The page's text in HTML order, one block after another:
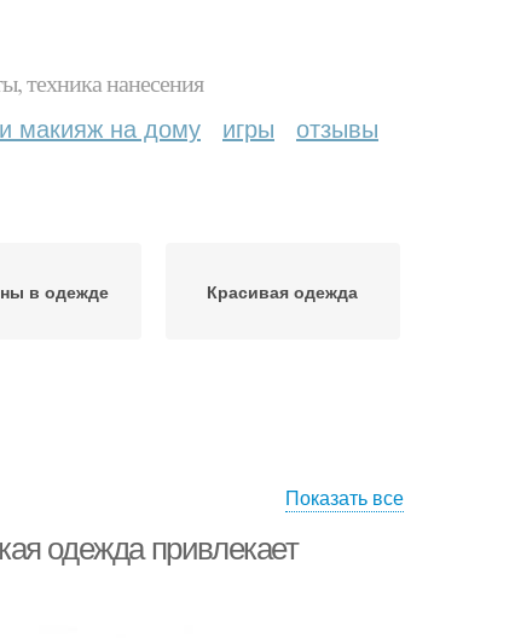
техника нанесения
макияж на дому игры отзывы
в одежде Красивая одежда
Показать все
одежда привлекает